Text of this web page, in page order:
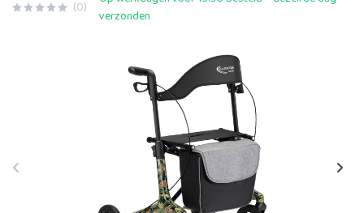
(0)
verzonden